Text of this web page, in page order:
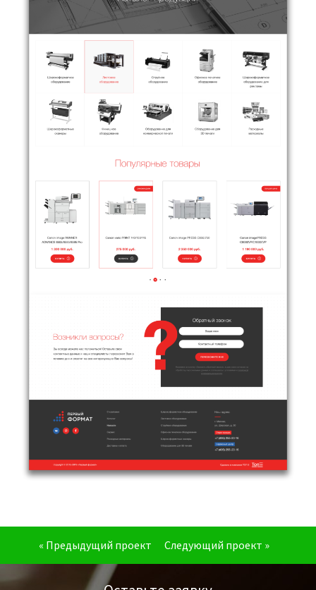
« Предыдущий проект Следующий проект »